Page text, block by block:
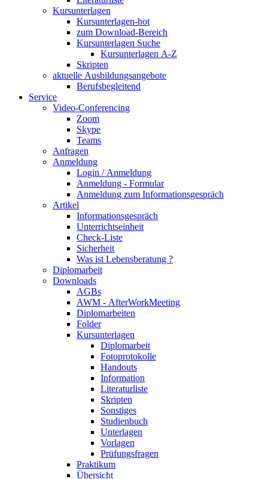
Kursunterlagen
Kursunterlagen-hot
zum Download-Bereich
Kursunterlagen Suche
Kursunterlagen A-Z
Skripten
aktuelle Ausbildungsangebote
Berufsbegleitend
Service
Video-Conferencing
Zoom
Skype
Teams
Anfragen
Anmeldung
Login / Anmeldung
Anmeldung - Formular
Anmeldung zum Informationsgespräch
Artikel
Informationsgespräch
Unterrichtseinheit
Check-Liste
Sicherheit
Was ist Lebensberatung ?
Diplomarbeit
Downloads
AGBs
AWM - AfterWorkMeeting
Diplomarbeiten
Folder
Kursunterlagen
Diplomarbeit
Fotoprotokolle
Handouts
Information
Literaturliste
Skripten
Sonstiges
Studienbuch
Unterlagen
Vorlagen
Prüfungsfragen
Praktikum
Übersicht